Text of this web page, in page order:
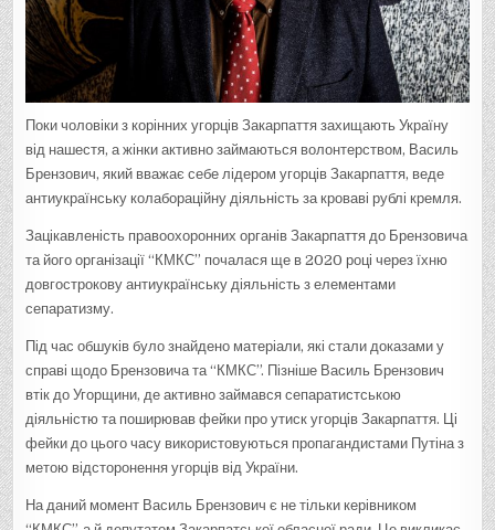
Поки чоловіки з корінних угорців Закарпаття захищають Україну
від нашестя, а жінки активно займаються волонтерством, Василь
Брензович, який вважає себе лідером угорців Закарпаття, веде
антиукраїнську колабораційну діяльність за кроваві рублі кремля.
Зацікавленість правоохоронних органів Закарпаття до Брензовича
та його організації “КМКС” почалася ще в 2020 році через їхню
довгострокову антиукраїнську діяльність з елементами
сепаратизму.
Під час обшуків було знайдено матеріали, які стали доказами у
справі щодо Брензовича та “КМКС”. Пізніше Василь Брензович
втік до Угорщини, де активно займався сепаратистською
діяльністю та поширював фейки про утиск угорців Закарпаття. Ці
фейки до цього часу використовуються пропагандистами Путіна з
метою відсторонення угорців від України.
На даний момент Василь Брензович є не тільки керівником